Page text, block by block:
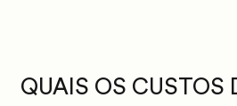
QUAIS OS CUSTOS